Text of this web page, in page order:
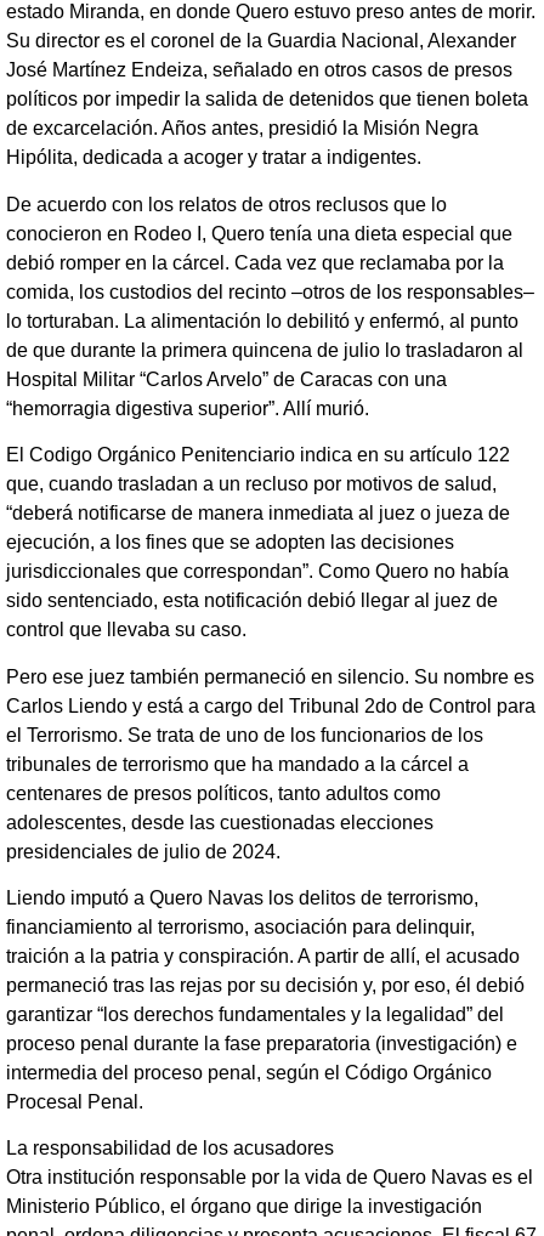
estado Miranda, en donde Quero estuvo preso antes de morir.
Su director es el coronel de la Guardia Nacional, Alexander
José Martínez Endeiza, señalado en otros casos de presos
políticos por impedir la salida de detenidos que tienen boleta
de excarcelación. Años antes, presidió la Misión Negra
Hipólita, dedicada a acoger y tratar a indigentes.
De acuerdo con los relatos de otros reclusos que lo
conocieron en Rodeo I, Quero tenía una dieta especial que
debió romper en la cárcel. Cada vez que reclamaba por la
comida, los custodios del recinto –otros de los responsables–
lo torturaban. La alimentación lo debilitó y enfermó, al punto
de que durante la primera quincena de julio lo trasladaron al
Hospital Militar “Carlos Arvelo” de Caracas con una
“hemorragia digestiva superior”. Allí murió.
El Codigo Orgánico Penitenciario indica en su artículo 122
que, cuando trasladan a un recluso por motivos de salud,
“deberá notificarse de manera inmediata al juez o jueza de
ejecución, a los fines que se adopten las decisiones
jurisdiccionales que correspondan”. Como Quero no había
sido sentenciado, esta notificación debió llegar al juez de
control que llevaba su caso.
Pero ese juez también permaneció en silencio. Su nombre es
Carlos Liendo y está a cargo del Tribunal 2do de Control para
el Terrorismo. Se trata de uno de los funcionarios de los
tribunales de terrorismo que ha mandado a la cárcel a
centenares de presos políticos, tanto adultos como
adolescentes, desde las cuestionadas elecciones
presidenciales de julio de 2024.
Liendo imputó a Quero Navas los delitos de terrorismo,
financiamiento al terrorismo, asociación para delinquir,
traición a la patria y conspiración. A partir de allí, el acusado
permaneció tras las rejas por su decisión y, por eso, él debió
garantizar “los derechos fundamentales y la legalidad” del
proceso penal durante la fase preparatoria (investigación) e
intermedia del proceso penal, según el Código Orgánico
Procesal Penal.
La responsabilidad de los acusadores
Otra institución responsable por la vida de Quero Navas es el
Ministerio Público, el órgano que dirige la investigación